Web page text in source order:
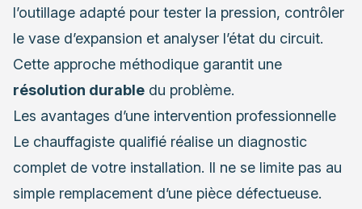
l’outillage adapté pour tester la pression, contrôler
le vase d’expansion et analyser l’état du circuit.
Cette approche méthodique garantit une
résolution durable du problème.
Les avantages d’une intervention professionnelle
Le chauffagiste qualifié réalise un diagnostic
complet de votre installation. Il ne se limite pas au
simple remplacement d’une pièce défectueuse.